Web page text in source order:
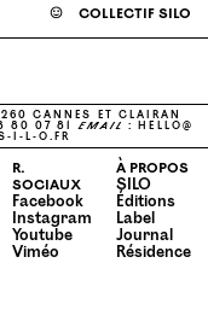
☺ collectif silo
CANNES ET CLAIRAN
80 07 81EMAIL :HELLO@​
​I-​L-​O.​FR
r.
sociaux
Facebook
Instagram
Youtube
Viméo
à propos
SILO
Éditions
Label
Journal
Résidence